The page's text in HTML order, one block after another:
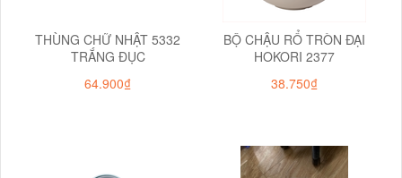
THÙNG CHỮ NHẬT 5332
TRẮNG ĐỤC
64.900₫
BỘ CHẬU RỔ TRÒN ĐẠI
HOKORI 2377
38.750₫